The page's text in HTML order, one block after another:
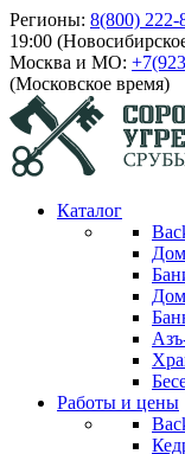
Регионы: 8(800) 222-
19:00
Москва и МО:
(Московское время)
Каталог
Работы и цены